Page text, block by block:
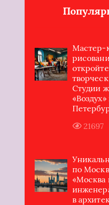
Мастер-
Студии
21697
по
«Москва
в